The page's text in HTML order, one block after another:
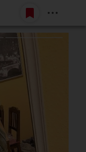
Belépés